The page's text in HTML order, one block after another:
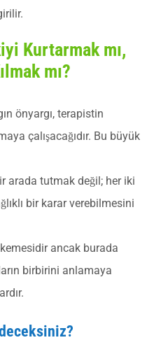
Kurtarmak mı,
mı?
önyargı, terapistin
çalışacağıdır. Bu büyük
arada tutmak değil; her iki
bir karar verebilmesini
ancak burada
birbirini anlamaya